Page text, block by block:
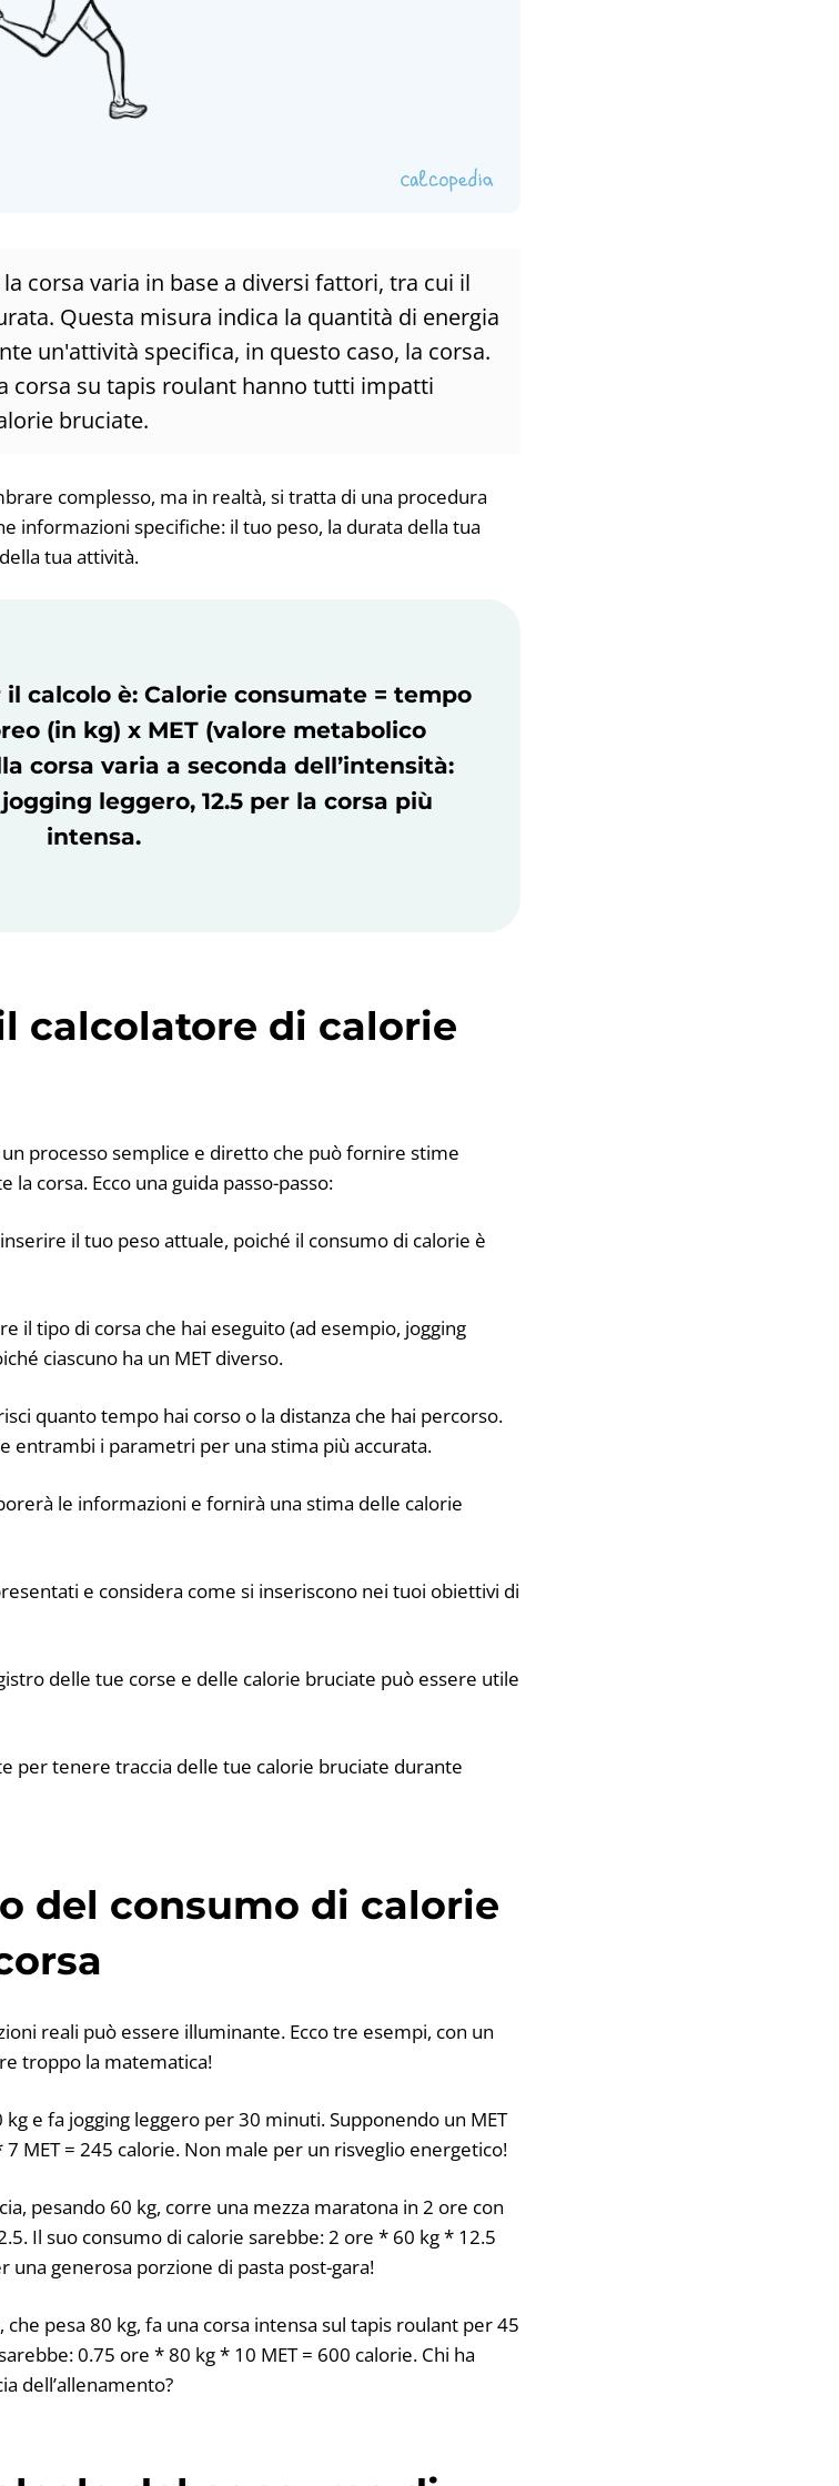
corsa varia in base a diversi fattori, tra cui il
Questa misura indica la quantità di energia
un'attività specifica, in questo caso, la corsa.
corsa su tapis roulant hanno tutti impatti
bruciate.
complesso, ma in realtà, si tratta di una procedura
informazioni specifiche: il tuo peso, la durata della tua
tua attività.
calcolo è: Calorie consumate = tempo
(in kg) x MET (valore metabolico
corsa varia a seconda dell’intensità:
leggero, 12.5 per la corsa più
intensa.
calcolatore di calorie
processo semplice e diretto che può fornire stime
corsa. Ecco una guida passo-passo:
il tuo peso attuale, poiché il consumo di calorie è
il tipo di corsa che hai eseguito (ad esempio, jogging
ciascuno ha un MET diverso.
quanto tempo hai corso o la distanza che hai percorso.
entrambi i parametri per una stima più accurata.
le informazioni e fornirà una stima delle calorie
e considera come si inseriscono nei tuoi obiettivi di
delle tue corse e delle calorie bruciate può essere utile
per tenere traccia delle tue calorie bruciate durante
del consumo di calorie
reali può essere illuminante. Ecco tre esempi, con un
troppo la matematica!
kg e fa jogging leggero per 30 minuti. Supponendo un MET
MET = 245 calorie. Non male per un risveglio energetico!
pesando 60 kg, corre una mezza maratona in 2 ore con
Il suo consumo di calorie sarebbe: 2 ore * 60 kg * 12.5
una generosa porzione di pasta post-gara!
che pesa 80 kg, fa una corsa intensa sul tapis roulant per 45
0.75 ore * 80 kg * 10 MET = 600 calorie. Chi ha
dell’allenamento?